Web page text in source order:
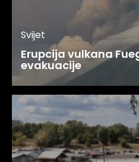
Svijet
Erupcija vulkana
evakuacije